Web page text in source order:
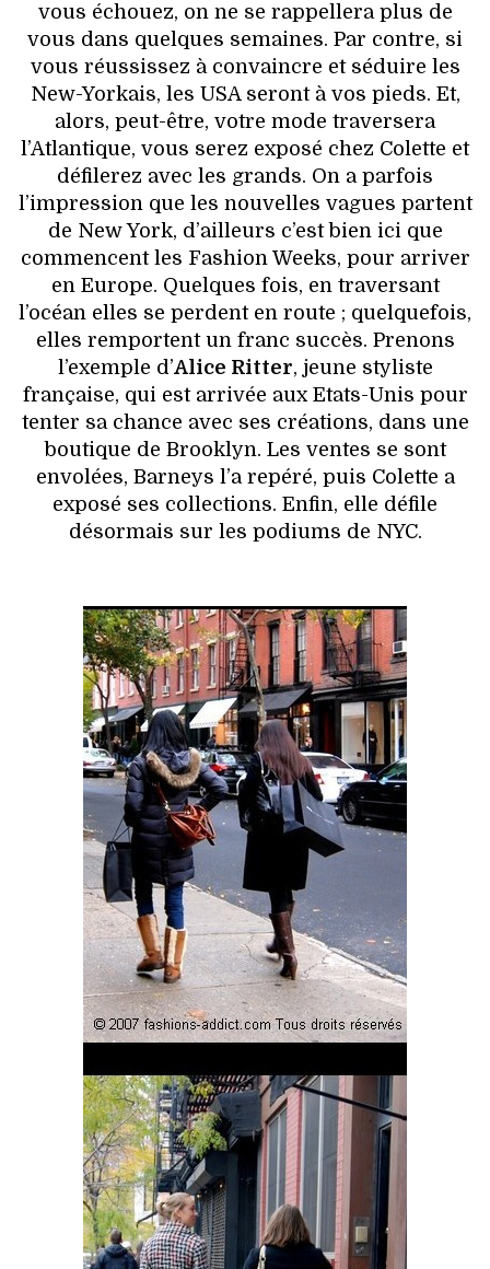
vous échouez, on ne se rappellera plus de
vous dans quelques semaines. Par contre, si
vous réussissez à convaincre et séduire les
New-Yorkais, les USA seront à vos pieds. Et,
alors, peut-être, votre mode traversera
l’Atlantique, vous serez exposé chez Colette et
défilerez avec les grands. On a parfois
l’impression que les nouvelles vagues partent
de New York, d’ailleurs c’est bien ici que
commencent les Fashion Weeks, pour arriver
en Europe. Quelques fois, en traversant
l’océan elles se perdent en route ; quelquefois,
elles remportent un franc succès. Prenons
l’exemple d’Alice Ritter, jeune styliste
française, qui est arrivée aux Etats-Unis pour
tenter sa chance avec ses créations, dans une
boutique de Brooklyn. Les ventes se sont
envolées, Barneys l’a repéré, puis Colette a
exposé ses collections. Enfin, elle défile
désormais sur les podiums de NYC.